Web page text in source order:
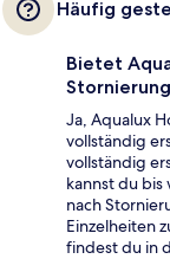
Häufig
Bietet
Ja, Aqualux
vollständig
vollständig
kannst du bis
nach
Einzelheiten
findest du in